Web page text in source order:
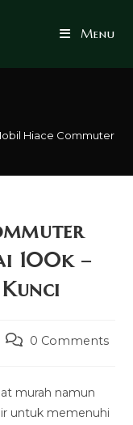
Menu
Hiace Commuter
100k –
Post0 Comments
murah namun
untuk memenuhi